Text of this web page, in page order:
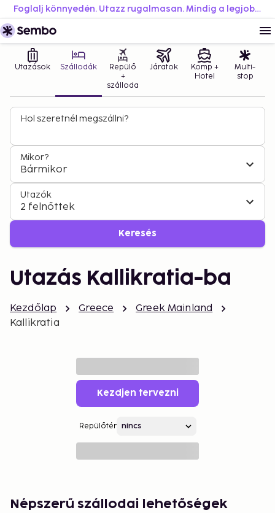
Foglalj könnyedén. Utazz rugalmasan. Mindig a legjobb áron.
Utazások Szállodák
Repülő
+
szálloda
Járatok
Komp +
Hotel
Multi-
stop
Hol szeretnél megszállni?
Mikor?
Bármikor
Utazók
2 felnőttek
Keresés
Utazás Kallikratia-ba
Kezdőlap Greece
Greek Mainland
Kallikratia
Kezdjen tervezni
Repülőtér
Népszerű szállodai lehetőségek